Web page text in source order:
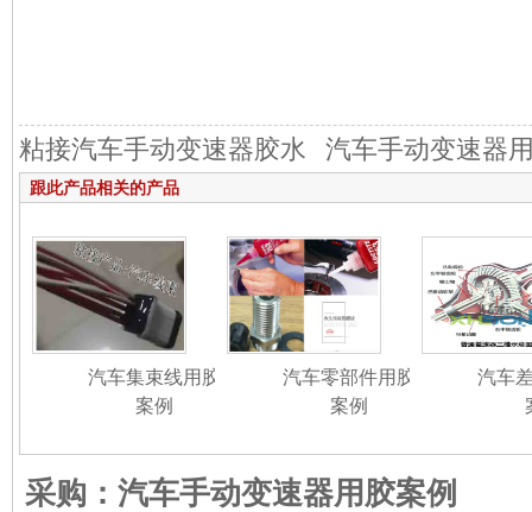
粘接汽车手动变速器胶水 汽车手动变速器
跟此产品相关的产品
汽车集束线用胶
案例
汽车零部件用胶
案例
汽车
采购：汽车手动变速器用胶案例